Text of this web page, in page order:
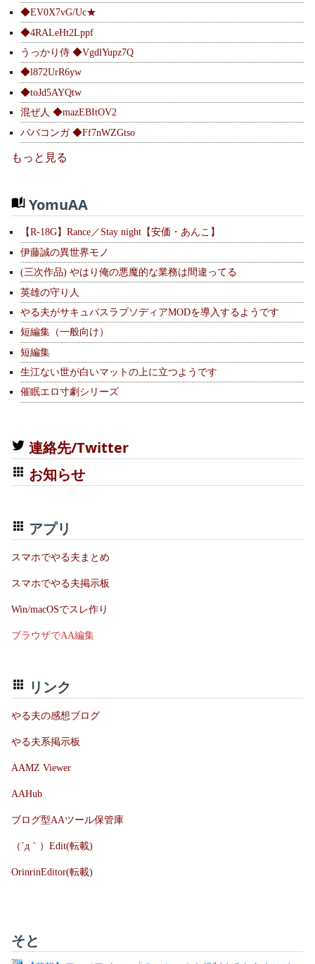
◆EV0X7vG/Uc★
◆4RALeHt2Lppf
うっかり侍 ◆VgdlYupz7Q
◆l872UrR6yw
◆toJd5AYQtw
混ぜ人 ◆mazEBItOV2
ババコンガ ◆Ff7nWZGtso
もっと見る
YomuAA
【R-18G】Rance／Stay night【安価・あんこ】
伊藤誠の異世界モノ
(三次作品) やはり俺の悪魔的な業務は間違ってる
英雄の守り人
やる夫がサキュバスラプソディアMODを導入するようです
短編集（一般向け）
短編集
生江ない世が白いマットの上に立つようです
催眠エロ寸劇シリーズ
連絡先/Twitter
お知らせ
アプリ
スマホでやる夫まとめ
スマホでやる夫掲示板
Win/macOSでスレ作り
ブラウザでAA編集
リンク
やる夫の感想ブログ
やる夫系掲示板
AAMZ Viewer
AAHub
ブログ型AAツール保管庫
（´д｀）Edit(転載)
OrinrinEditor(転載)
そと